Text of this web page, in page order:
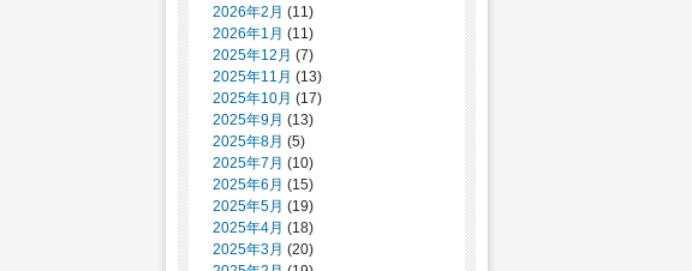
2026年2月 (11)
2026年1月 (11)
2025年12月 (7)
2025年11月 (13)
2025年10月 (17)
2025年9月 (13)
2025年8月 (5)
2025年7月 (10)
2025年6月 (15)
2025年5月 (19)
2025年4月 (18)
2025年3月 (20)